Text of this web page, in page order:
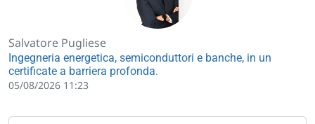
Salvatore Pugliese
Ingegneria energetica, semiconduttori e banche, in un
certificate a barriera profonda.
05/08/2026 11:23